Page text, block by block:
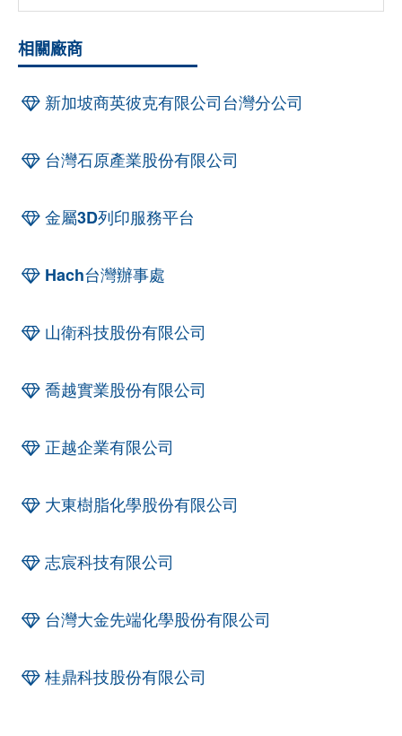
相關廠商
新加坡商英彼克有限公司台灣分公司
台灣石原產業股份有限公司
金屬3D列印服務平台
Hach台灣辦事處
山衛科技股份有限公司
喬越實業股份有限公司
正越企業有限公司
大東樹脂化學股份有限公司
志宸科技有限公司
台灣大金先端化學股份有限公司
桂鼎科技股份有限公司